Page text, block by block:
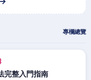
專欄總覽
完整入門指南